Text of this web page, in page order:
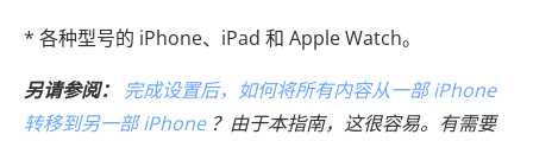
* 各种型号的 iPhone、iPad 和 Apple Watch。
另请参阅：
完成设置后，如何将所有内容从一部 iPhone
转移到另一部 iPhone？由于本指南，这很容易。有需要